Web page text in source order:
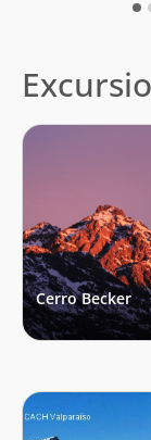
Cerro Becker